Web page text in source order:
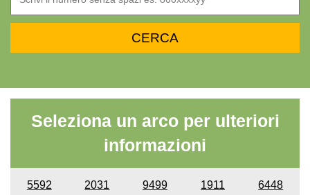
Seleziona un arco per ulteriori
informazioni
5592 2031 9499 1911 6448